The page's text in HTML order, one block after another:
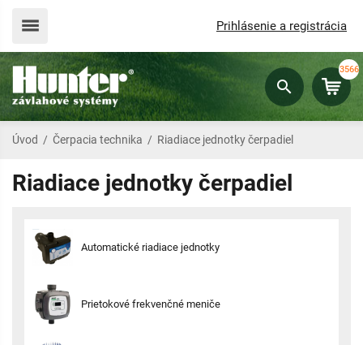
Prihlásenie a registrácia
3566
Úvod / Čerpacia technika / Riadiace jednotky čerpadiel
Riadiace jednotky čerpadiel
Automatické riadiace jednotky
Prietokové frekvenčné meniče